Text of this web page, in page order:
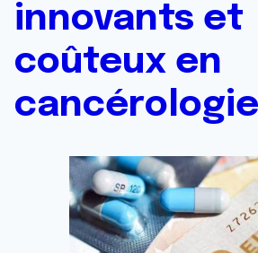
innovants et
coûteux en
cancérologie